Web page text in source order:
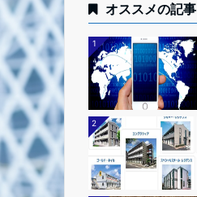
オススメの記事
1
2